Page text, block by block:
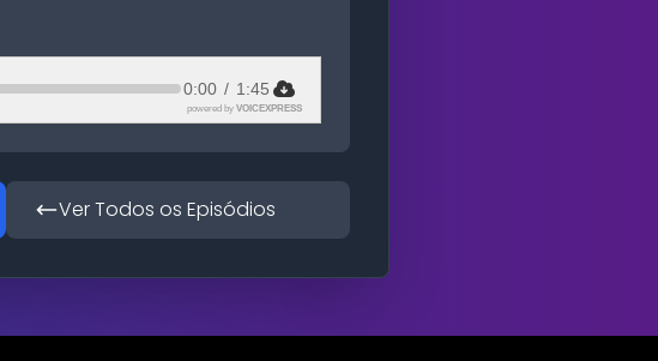
0:00 / 1:45
powered by VOICEXPRESS
Ver Todos os Episódios